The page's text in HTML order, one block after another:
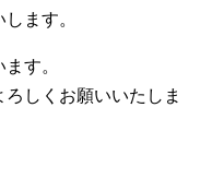
ます。
す。
しくお願いいたしま